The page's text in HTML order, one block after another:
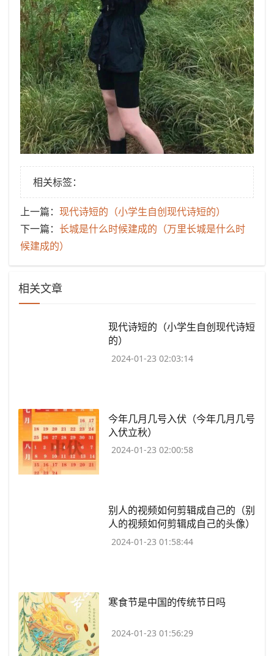
相关标签：
上一篇： ​现代诗短的（小学生自创现代诗短的）
下一篇： ​长城是什么时候建成的（万里长城是什么时
候建成的）
相关文章
​现代诗短的（小学生自创现代诗短
的）
2024-01-23 02:03:14
​今年几月几号入伏（今年几月几号
入伏立秋）
2024-01-23 02:00:58
​别人的视频如何剪辑成自己的（别
人的视频如何剪辑成自己的头像）
2024-01-23 01:58:44
​寒食节是中国的传统节日吗
2024-01-23 01:56:29